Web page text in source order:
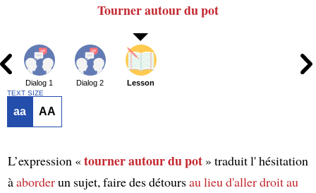
Tournerautourdu pot
Dialog 1 Dialog 2 Lesson
TEXT SIZE
aa AA
L’expression «tournerautourdu pot» traduit l' hésitation
àaborderun sujet, faire des détoursau lieu d'aller droit au